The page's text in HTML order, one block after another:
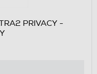
PRIVACY -